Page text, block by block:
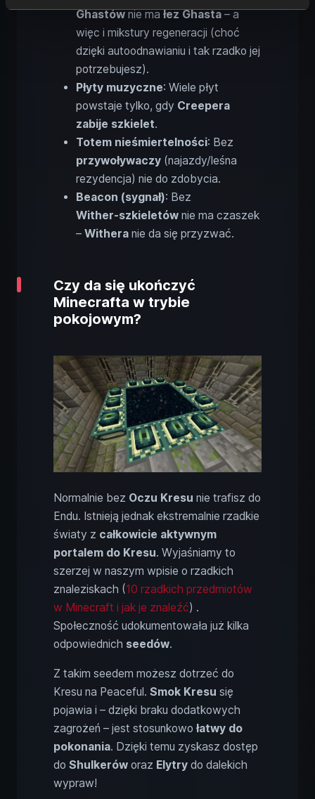
Ghastównie małez Ghasta– a
więc i mikstury regeneracji (choć
dzięki autoodnawianiu i tak rzadko jej
potrzebujesz).
Płyty muzyczne: Wiele płyt
powstaje tylko, gdy Creepera
zabije szkielet.
Totem nieśmiertelności: Bez
przywoływaczy (najazdy/leśna
rezydencja) nie do zdobycia.
Beacon (sygnał): Bez
Wither‑szkieletów nie ma czaszek
– Withera nie da się przyzwać.
Czy da się ukończyć
Minecrafta w trybie
pokojowym?
Normalnie bez Oczu Kresu nie trafisz do
Endu. Istnieją jednak ekstremalnie rzadkie
światy z całkowicie aktywnym
portalem do Kresu. Wyjaśniamy to
szerzej w naszym wpisie o rzadkich
znaleziskach (10 rzadkich przedmiotów
w Minecraft i jak je znaleźć) .
Społeczność udokumentowała już kilka
odpowiednich seedów.
Z takim seedem możesz dotrzeć do
Kresu na Peaceful. Smok Kresu się
pojawia i – dzięki braku dodatkowych
zagrożeń – jest stosunkowo łatwy do
pokonania. Dzięki temu zyskasz dostęp
do Shulkerów oraz Elytry do dalekich
wypraw!